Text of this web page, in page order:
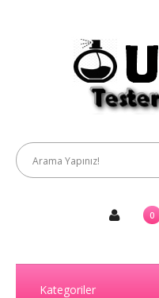
0
Kategoriler